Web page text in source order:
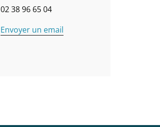
02 38 96 65 04
Envoyer un email